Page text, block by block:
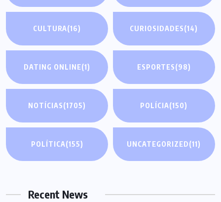
CULTURA(16) CURIOSIDADES(14)
DATING ONLINE(1) ESPORTES(98)
NOTÍCIAS(1705) POLÍCIA(150)
POLÍTICA(155) UNCATEGORIZED(11)
Recent News